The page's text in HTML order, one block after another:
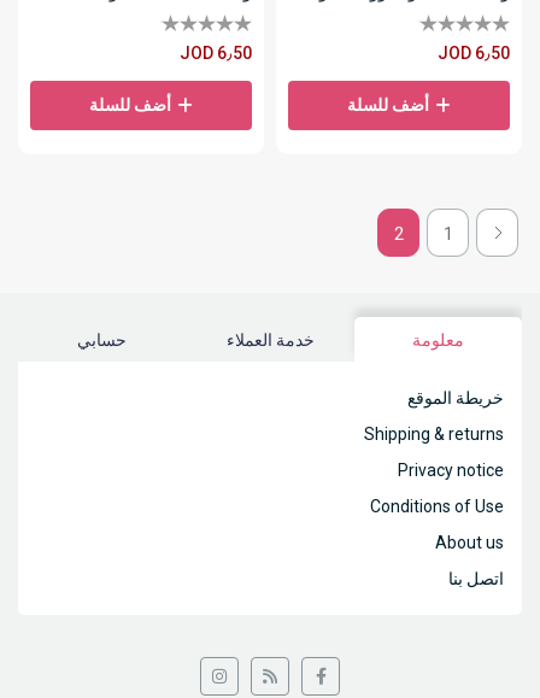
JOD 6٫50
أضف للسلة
JOD 6٫50
أضف للسلة
1
2
معلومة خدمة العملاء حسابي
خريطة الموقع
Shipping & returns
Privacy notice
Conditions of Use
About us
اتصل بنا